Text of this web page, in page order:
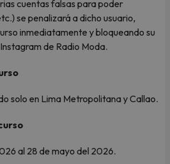
cuentas falsas para poder
se penalizará a dicho usuario,
inmediatamente y bloqueando su
de Radio Moda.
solo en Lima Metropolitana y Callao.
al 28 de mayo del 2026.